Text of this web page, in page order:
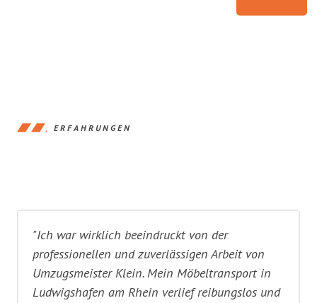
ERFAHRUNGEN
"Ich war wirklich beeindruckt von der
professionellen und zuverlässigen Arbeit von
Umzugsmeister Klein. Mein Möbeltransport in
Ludwigshafen am Rhein verlief reibungslos und